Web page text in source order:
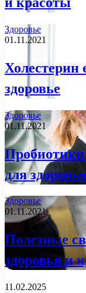
Здоровье
01.11.2021
Холестерин
здоровье
Здоровье
01.11.2021
Пробиотики
для
Здоровье
01.11.2021
Полезные
здоровья и
11.02.2025